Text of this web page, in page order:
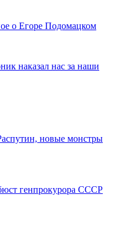
о Егоре Подомацком
наказал нас за наши
новые монстры
генпрокурора СССР